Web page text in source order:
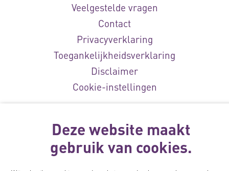
Veelgestelde vragen
Contact
Privacyverklaring
Toegankelijkheidsverklaring
Disclaimer
Cookie-instellingen
Deze website maakt
gebruik van cookies.